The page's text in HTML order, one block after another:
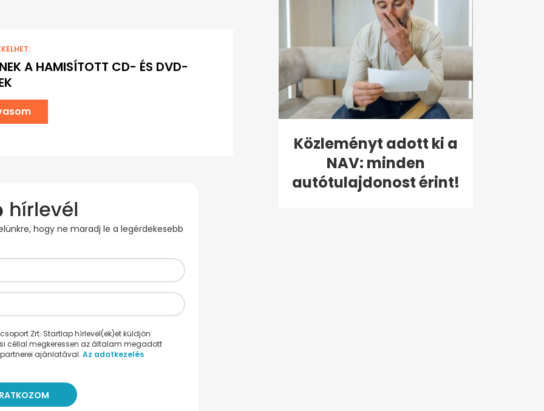
A HAMISÍTOTT CD- ÉS DVD-
hogy ne maradj le a legérdekesebb
Zrt. Startlap hírlevel(ek)et küldjön
céllal megkeressen az általam megadott
ajánlatával. Az adatkezelés
Közleményt adott ki a
NAV: minden
autótulajdonost érint!